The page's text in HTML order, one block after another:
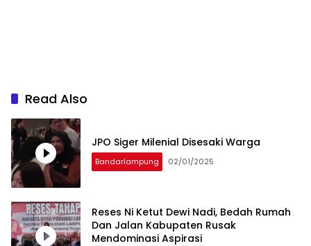
Read Also
JPO Siger Milenial Disesaki Warga
Bandarlampung 02/01/2025
Reses Ni Ketut Dewi Nadi, Bedah Rumah
Dan Jalan Kabupaten Rusak
Mendominasi Aspirasi